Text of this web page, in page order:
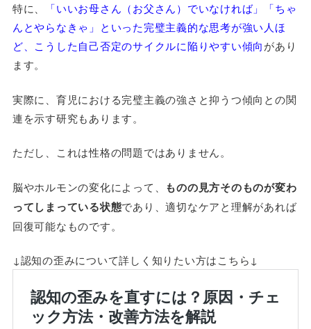
特に、
「いいお母さん（お父さん）でいなければ」「ちゃ
んとやらなきゃ」といった完璧主義的な思考が強い人ほ
ど、こうした自己否定のサイクルに陥りやすい傾向があり
ます。
実際に、育児における完璧主義の強さと抑うつ傾向との関
連を示す研究もあります。
ただし、これは性格の問題ではありません。
脳やホルモンの変化によって、 ものの見方そのものが変わ
ってしまっている状態であり、適切なケアと理解があれば
回復可能なものです。
↓認知の歪みについて詳しく知りたい方はこちら↓